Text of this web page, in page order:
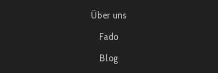
Über uns
Fado
Blog